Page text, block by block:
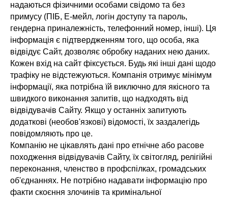
надаються фізичними особами свідомо та без
примусу (ПІБ, Е-мейл, логін доступу та пароль,
гендерна приналежність, телефонний номер, інші). Ця
інформація є підтвердженням того, що особа, яка
відвідує Сайт, дозволяє обробку наданих нею даних.
Кожен вхід на сайт фіксується. Будь які інші дані щодо
трафіку не відстежуються. Компанія отримує мінімум
інформації, яка потрібна їй виключно для якісного та
швидкого виконання запитів, що надходять від
відвідувачів Сайту. Якщо у останніх запитують
додаткові (необов'язкові) відомості, їх заздалегідь
повідомляють про це.
Компанію не цікавлять дані про етнічне або расове
походження відвідувачів Сайту, їх світогляд, релігійні
переконання, членство в профспілках, громадських
об'єднаннях. Не потрібно надавати інформацію про
факти скоєння злочинів та кримінальної